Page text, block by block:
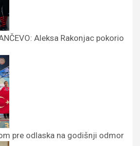
Aleksa Rakonjac pokorio
pre odlaska na godišnji odmor